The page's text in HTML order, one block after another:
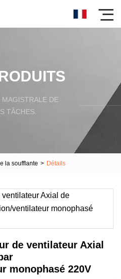
DE
TÂCHES.
la soufflante > Détails
de ventilateur Axial
monophasé 220V